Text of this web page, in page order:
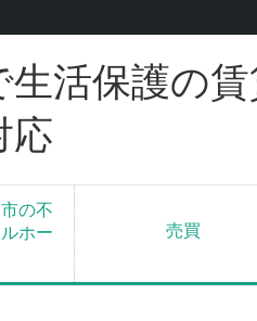
生活保護の
応
の不
ホー
売買